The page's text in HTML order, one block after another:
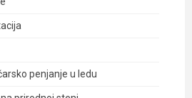
penjanje u ledu